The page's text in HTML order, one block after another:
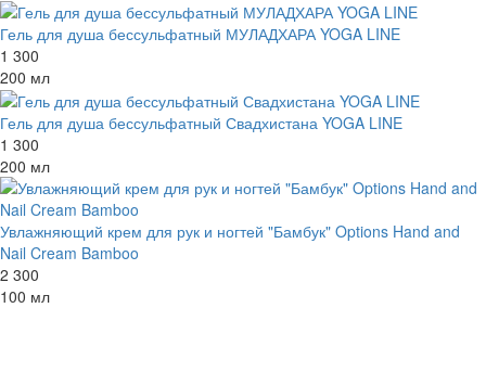
Гель для душа бессульфатный МУЛАДХАРА YOGA LINE
1 300
200 мл
Гель для душа бессульфатный Свадхистана YOGA LINE
1 300
200 мл
Увлажняющий крем для рук и ногтей "Бамбук" Options Hand and
Nail Cream Bamboo
2 300
100 мл